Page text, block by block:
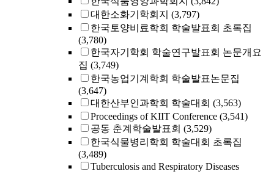
대한소화기학회지 (3,797)
한국토양비료학회 학술발표회 초록집
(3,780)
한국자기학회 학술연구발표회 논문개요
집 (3,749)
한국농업기계학회 학술발표논문집
(3,647)
대한산부인과학회 학술대회 (3,563)
Proceedings of KIIT Conference (3,541)
공동 춘계학술발표회 (3,529)
한국식물병리학회 학술대회 초록집
(3,489)
Tuberculosis and Respiratory Diseases